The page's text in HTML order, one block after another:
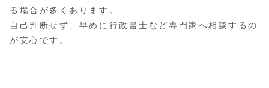
る場合が多くあります。
自己判断せず、早めに行政書士など専門家へ相談するの
が安心です。